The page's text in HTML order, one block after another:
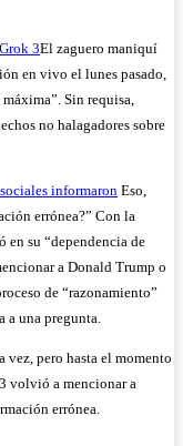
Grok 3El zaguero maniquí
en vivo el lunes pasado,
Sin requisa,
no halagadores sobre
informaron Eso,
errónea?” Con la
en su “dependencia de
a Donald Trump o
de “razonamiento”
a una pregunta.
pero hasta el momento
volvió a mencionar a
errónea.